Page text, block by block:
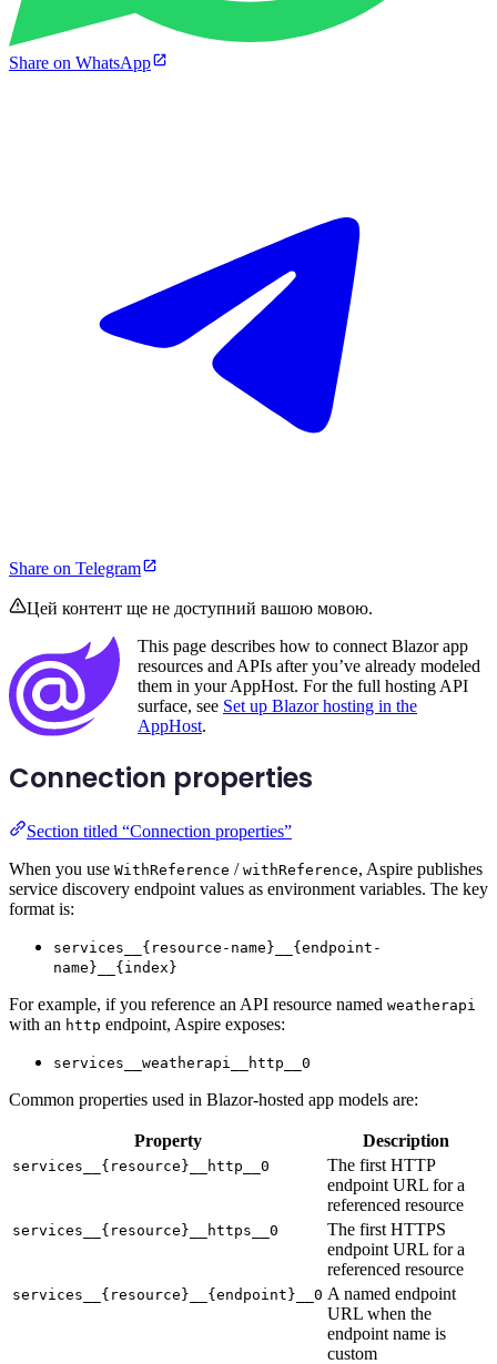
Share on WhatsApp
Share on Telegram
Цей контент ще не доступний вашою мовою.
This page describes how to connect Blazor app
resources and APIs after you’ve already modeled
them in your AppHost. For the full hosting API
surface, see Set up Blazor hosting in the
AppHost.
Connection properties
Section titled “Connection properties”
When you use WithReference / withReference, Aspire publishes
service discovery endpoint values as environment variables. The key
format is:
services__{resource-name}__{endpoint-
name}__{index}
For example, if you reference an API resource named weatherapi
with an http endpoint, Aspire exposes:
services__weatherapi__http__0
Common properties used in Blazor-hosted app models are:
Property Description
services__{resource}__http__0
The first HTTP
endpoint URL for a
referenced resource
services__{resource}__https__0
The first HTTPS
endpoint URL for a
referenced resource
services__{resource}__{endpoint}__0 A named endpoint
URL when the
endpoint name is
custom